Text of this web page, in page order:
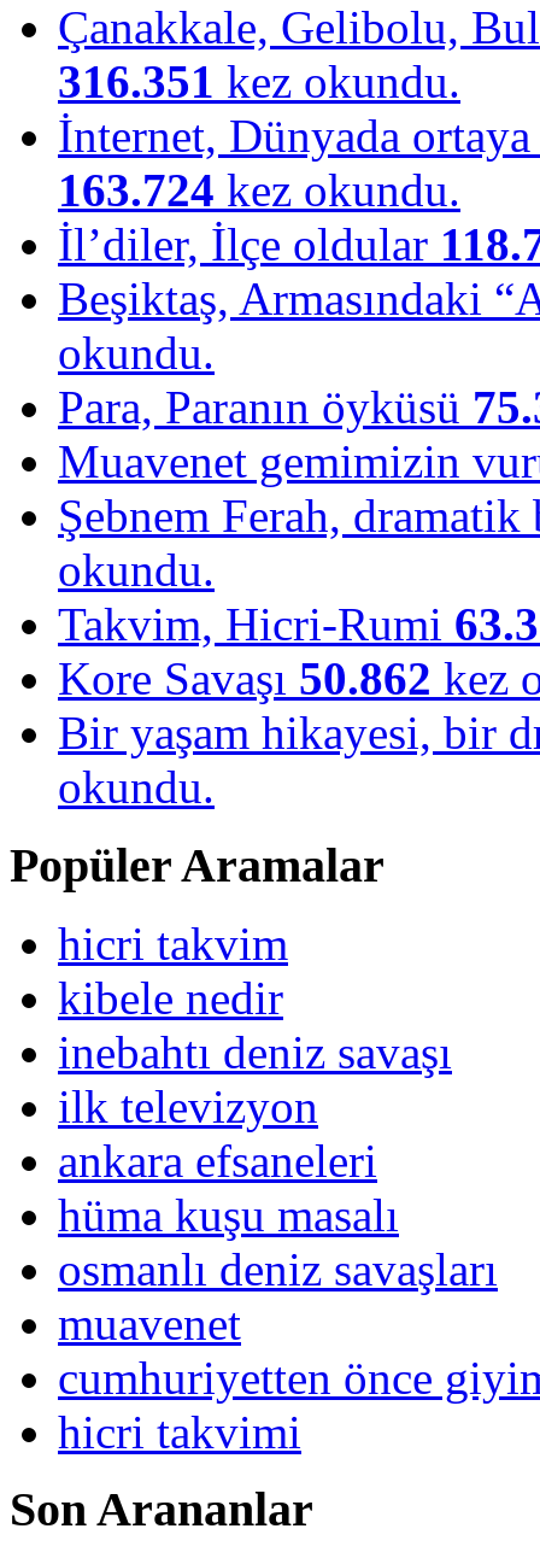
Çanakkale, Gelibolu,
316.351 kez okundu.
İnternet, Dünyada
163.724 kez okundu.
İl’diler, İlçe oldular
Beşiktaş, Armasındaki
okundu.
Para, Paranın öyküsü
Muavenet gemimizin
Şebnem Ferah,
okundu.
Takvim, Hicri-Rumi
Kore Savaşı 50.862 kez
Bir yaşam hikayesi, bir
okundu.
Popüler Aramalar
hicri takvim
kibele nedir
inebahtı deniz savaşı
ilk televizyon
ankara efsaneleri
hüma kuşu masalı
osmanlı deniz savaşları
muavenet
cumhuriyetten önce
hicri takvimi
Son Arananlar